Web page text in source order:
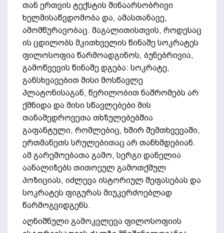
თან ერთვის ტექსტის შინაარსობრივი
ხელმისაწვდომობა და, ამასთანავე,
ამომწურავობაც. მაგალითისთვის, როდესაც
ის ცდილობს მკითხველის წინაშე სოკრატეს
ფილოსოფია წარმოადგინოს, ბუნებრივია,
გამოწვევის წინაშე დგება: სოკრატე,
განსხვავებით მისი მოსწავლე
პლატონისაგან, წერილობით ნაშრომებს არ
ქმნიდა და მისი სწავლებები მის
თანამედროვეთა თხზულებებშია
გაფანტული, რომლებიც, ხშირ შემთხვევაში,
ერთმანეთს სრულებითაც არ თანხმდებიან.
ამ გარემოებათა გამო, სერგი დანელია
აანალიზებს თითოეულ გამოთქმულ
პოზიციას, იძლევა ისტორიულ შეფასებას და
სოკრატეს ფიგურას მიუკერძოებლად
წარმოგვიდგენს.
აღნიშნული გამოკვლევა ფილოსოფიის